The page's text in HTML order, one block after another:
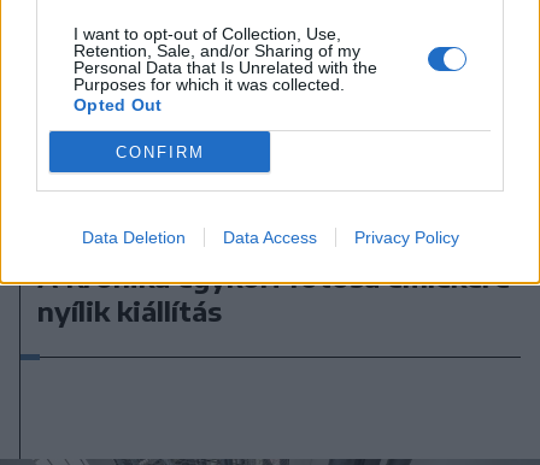
I want to opt-out of Collection, Use,
Retention, Sale, and/or Sharing of my
Personal Data that Is Unrelated with the
Purposes for which it was collected.
Opted Out
CONFIRM
Data Deletion Data Access Privacy Policy
2026. július 30., csütörtök
A Krónika egykori fotósa emlékére
nyílik kiállítás